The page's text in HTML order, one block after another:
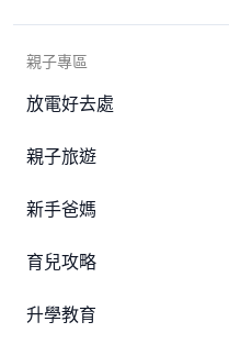
親子專區
放電好去處
親子旅遊
新手爸媽
育兒攻略
升學教育